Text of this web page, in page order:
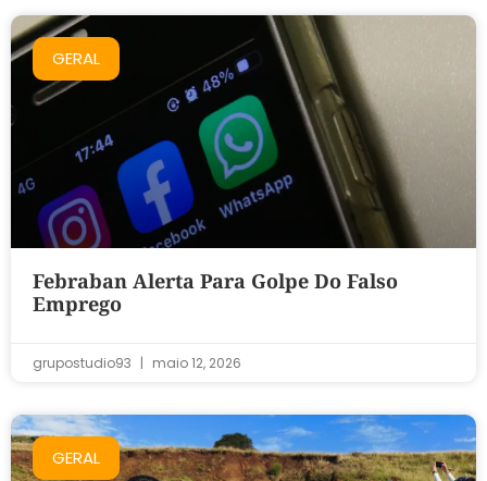
GERAL
Febraban Alerta Para Golpe Do Falso
Emprego
grupostudio93 maio 12, 2026
GERAL